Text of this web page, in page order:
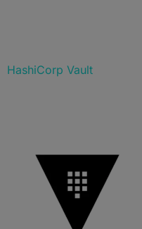
HashiCorp Vault